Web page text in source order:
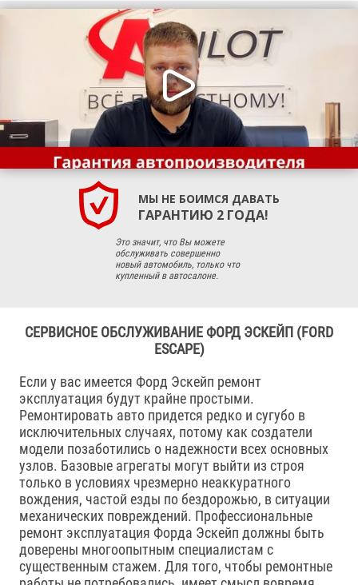
МЫ НЕ БОИМСЯ ДАВАТЬ
ГАРАНТИЮ 2 ГОДА!
Это значит, что Вы можете
обслуживать совершенно
новый автомобиль, только что
купленный в автосалоне.
СЕРВИСНОЕ ОБСЛУЖИВАНИЕ ФОРД ЭСКЕЙП (FORD
ESCAPE)
Если у вас имеется Форд Эскейп ремонт
эксплуатация будут крайне простыми.
Ремонтировать авто придется редко и сугубо в
исключительных случаях, потому как создатели
модели позаботились о надежности всех основных
узлов. Базовые агрегаты могут выйти из строя
только в условиях чрезмерно неаккуратного
вождения, частой езды по бездорожью, в ситуации
механических повреждений. Профессиональные
ремонт эксплуатация Форда Эскейп должны быть
доверены многоопытным специалистам с
существенным стажем. Для того, чтобы ремонтные